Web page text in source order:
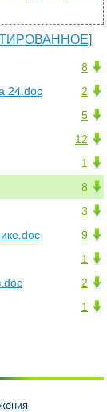
8
2
24.doc
5
12
1
8
3
9
1
2
1